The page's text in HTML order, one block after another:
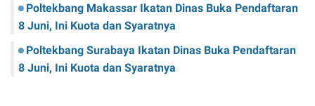
Poltekbang Makassar Ikatan Dinas Buka Pendaftaran
8 Juni, Ini Kuota dan Syaratnya
Poltekbang Surabaya Ikatan Dinas Buka Pendaftaran
8 Juni, Ini Kuota dan Syaratnya